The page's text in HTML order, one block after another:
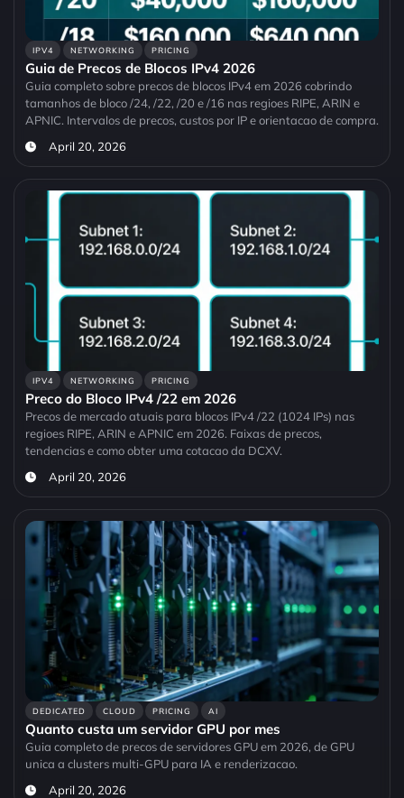
IPV4 NETWORKING PRICING
Guia de Precos de Blocos IPv4 2026
Guia completo sobre precos de blocos IPv4 em 2026 cobrindo
tamanhos de bloco /24, /22, /20 e /16 nas regioes RIPE, ARIN e
APNIC. Intervalos de precos, custos por IP e orientacao de compra.
April 20, 2026
IPV4 NETWORKING PRICING
Preco do Bloco IPv4 /22 em 2026
Precos de mercado atuais para blocos IPv4 /22 (1024 IPs) nas
regioes RIPE, ARIN e APNIC em 2026. Faixas de precos,
tendencias e como obter uma cotacao da DCXV.
April 20, 2026
DEDICATED CLOUD PRICING AI
Quanto custa um servidor GPU por mes
Guia completo de precos de servidores GPU em 2026, de GPU
unica a clusters multi-GPU para IA e renderizacao.
April 20, 2026